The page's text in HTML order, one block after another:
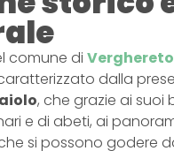
comune di Verghereto
dalla
, che grazie ai suoi
e di abeti, ai
si possono godere